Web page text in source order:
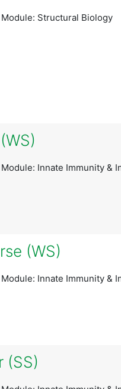
Structural Biology
Innate Immunity &
(WS)
Innate Immunity &
(SS)